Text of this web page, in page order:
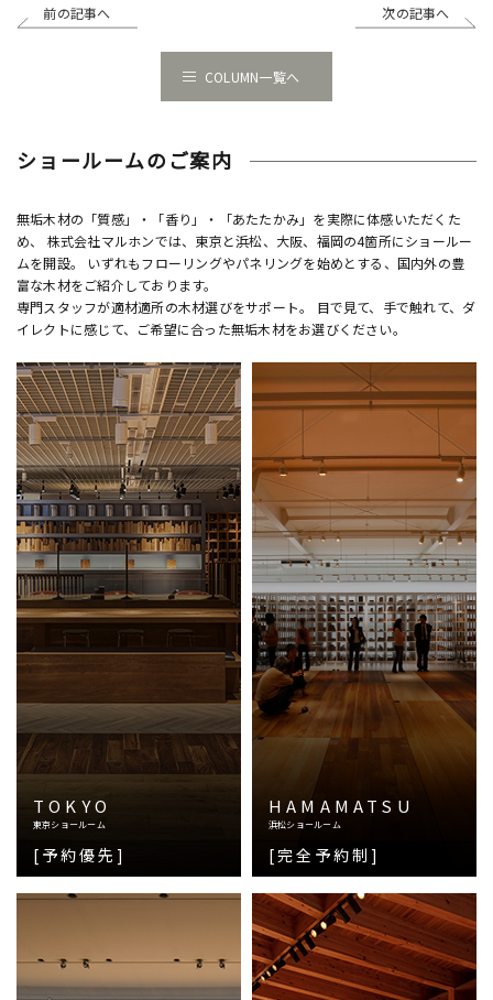
前の記事へ 次の記事へ
COLUMN一覧へ
ショールームのご案内
無垢木材の「質感」・「香り」・「あたたかみ」を実際に体感いただくた
め、 株式会社マルホンでは、東京と浜松、大阪、福岡の4箇所にショールー
ムを開設。 いずれもフローリングやパネリングを始めとする、国内外の豊
富な木材をご紹介しております。
専門スタッフが適材適所の木材選びをサポート。 目で見て、手で触れて、ダ
イレクトに感じて、ご希望に合った無垢木材をお選びください。
TOKYO
東京ショールーム
[予約優先]
HAMAMATSU
浜松ショールーム
[完全予約制]